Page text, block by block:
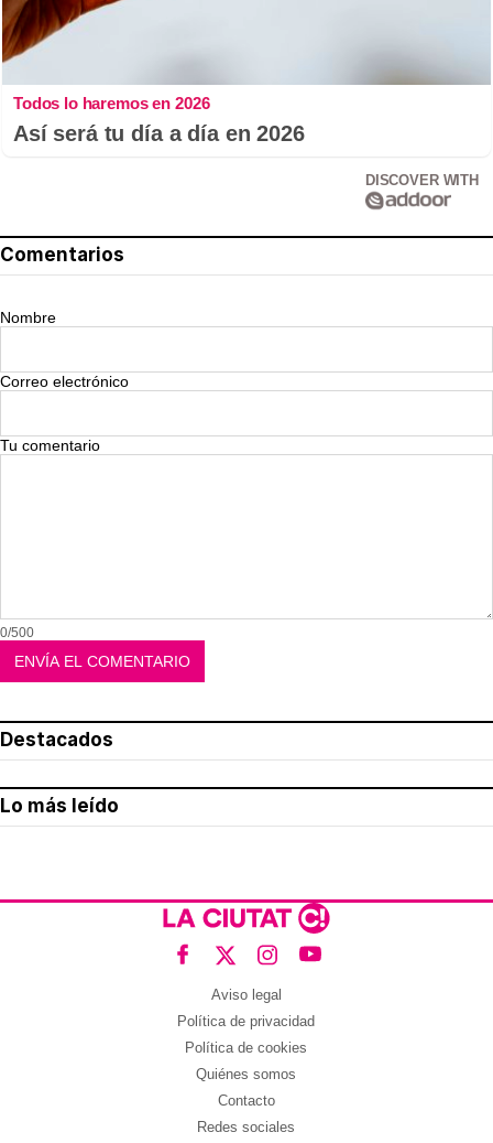
Todos lo haremos en 2026
Así será tu día a día en 2026
DISCOVER WITH
Comentarios
Nombre
Correo electrónico
Tu comentario
0/500
Destacados
Lo más leído
Aviso legal
Política de privacidad
Política de cookies
Quiénes somos
Contacto
Redes sociales